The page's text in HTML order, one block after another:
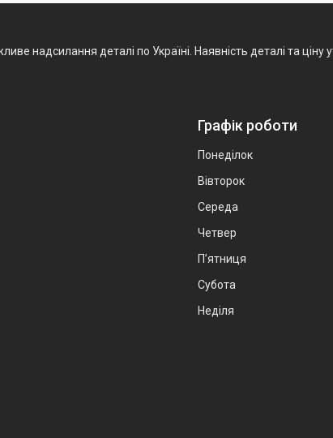
надсилання деталі по Україні. Наявність деталі та
Графік роботи
Понеділок
Вівторок
Середа
Четвер
Пʼятниця
Субота
Неділя